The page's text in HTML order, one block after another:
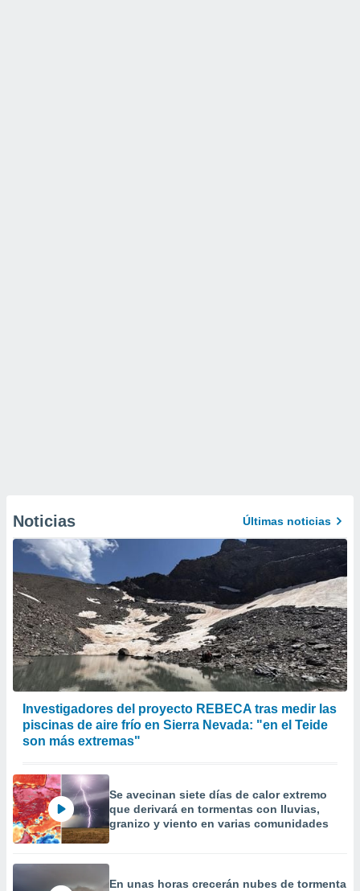
Noticias Últimas noticias
Investigadores del proyecto REBECA tras medir las
piscinas de aire frío en Sierra Nevada: "en el Teide
son más extremas"
Se avecinan siete días de calor extremo
que derivará en tormentas con lluvias,
granizo y viento en varias comunidades
En unas horas crecerán nubes de tormenta